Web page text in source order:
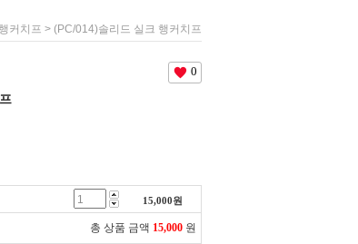
행커치프 > (PC/014)솔리드 실크 행커치프
0
15,000원
총 상품 금액 15,000 원